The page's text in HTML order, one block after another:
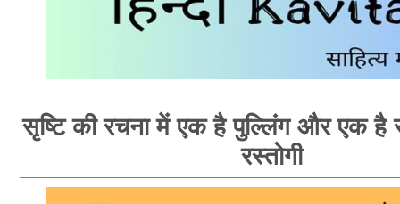
सृष्टि की रचना में एक है पुल्लिंग और एक है
रस्तोगी